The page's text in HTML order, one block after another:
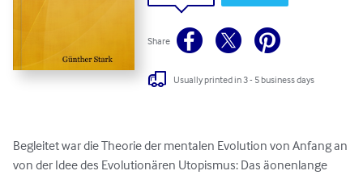
Share
Usually printed in 3 - 5 business days
Begleitet war die Theorie der mentalen Evolution von Anfang an
von der Idee des Evolutionären Utopismus: Das äonenlange